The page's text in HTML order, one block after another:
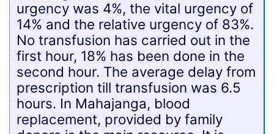
urgency was 4%, the vital urgency of
14% and the relative urgency of 83%.
No transfusion has carried out in the
first hour, 18% has been done in the
second hour. The average delay from
prescription till transfusion was 6.5
hours. In Mahajanga, blood
replacement, provided by family